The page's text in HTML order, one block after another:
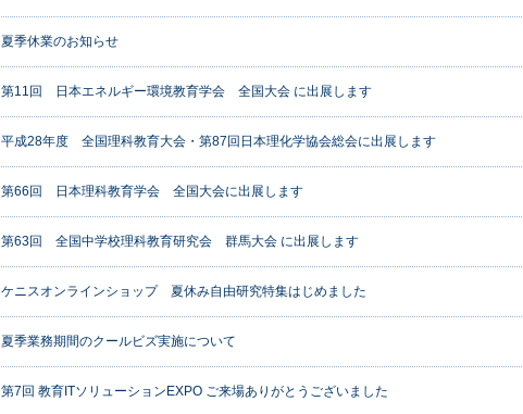
夏季休業のお知らせ
第11回 日本エネルギー環境教育学会 全国大会 に出展します
平成28年度 全国理科教育大会・第87回日本理化学協会総会に出展します
第66回 日本理科教育学会 全国大会に出展します
第63回 全国中学校理科教育研究会 群馬大会 に出展します
ケニスオンラインショップ 夏休み自由研究特集はじめました
夏季業務期間のクールビズ実施について
第7回 教育ITソリューションEXPO ご来場ありがとうございました